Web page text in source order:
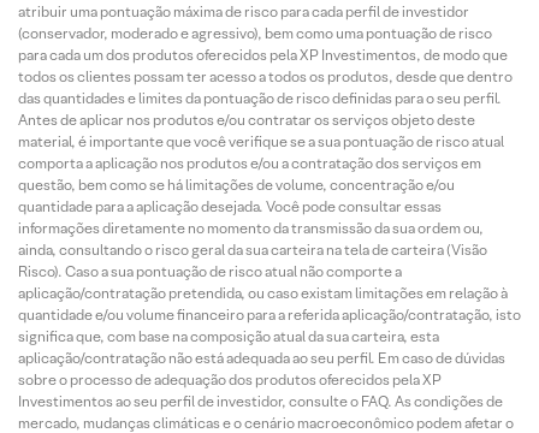
atribuir uma pontuação máxima de risco para cada perfil de investidor
(conservador, moderado e agressivo), bem como uma pontuação de risco
para cada um dos produtos oferecidos pela XP Investimentos, de modo que
todos os clientes possam ter acesso a todos os produtos, desde que dentro
das quantidades e limites da pontuação de risco definidas para o seu perfil.
Antes de aplicar nos produtos e/ou contratar os serviços objeto deste
material, é importante que você verifique se a sua pontuação de risco atual
comporta a aplicação nos produtos e/ou a contratação dos serviços em
questão, bem como se há limitações de volume, concentração e/ou
quantidade para a aplicação desejada. Você pode consultar essas
informações diretamente no momento da transmissão da sua ordem ou,
ainda, consultando o risco geral da sua carteira na tela de carteira (Visão
Risco). Caso a sua pontuação de risco atual não comporte a
aplicação/contratação pretendida, ou caso existam limitações em relação à
quantidade e/ou volume financeiro para a referida aplicação/contratação, isto
significa que, com base na composição atual da sua carteira, esta
aplicação/contratação não está adequada ao seu perfil. Em caso de dúvidas
sobre o processo de adequação dos produtos oferecidos pela XP
Investimentos ao seu perfil de investidor, consulte o FAQ. As condições de
mercado, mudanças climáticas e o cenário macroeconômico podem afetar o